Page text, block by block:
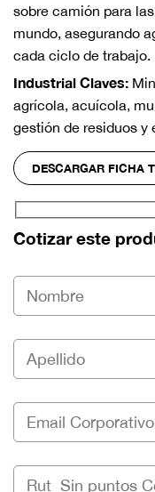
sobre camión para
mundo, asegurando
cada ciclo de trabajo.
Industrial Claves:
agrícola, acuícola,
gestión de residuos y
DESCARGAR FICHA
Cotizar este